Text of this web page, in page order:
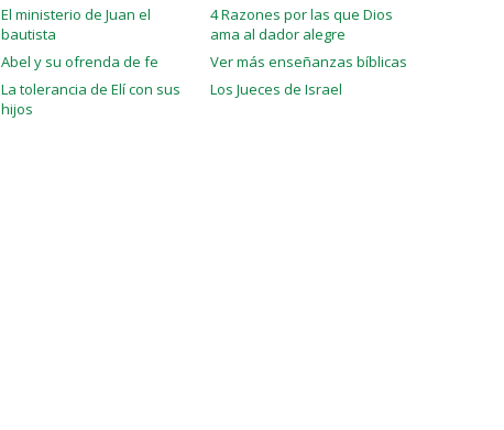
El ministerio de Juan el
bautista
4 Razones por las que Dios
ama al dador alegre
Abel y su ofrenda de fe
Ver más enseñanzas bíblicas
La tolerancia de Elí con sus
hijos
Los Jueces de Israel